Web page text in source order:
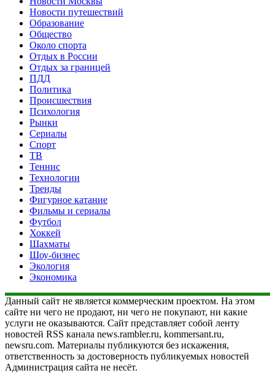
Новости путешествий
Образование
Общество
Около спорта
Отдых в России
Отдых за границей
ПДД
Политика
Происшествия
Психология
Рынки
Сериалы
Спорт
ТВ
Теннис
Технологии
Тренды
Фигурное катание
Фильмы и сериалы
Футбол
Хоккей
Шахматы
Шоу-бизнес
Экология
Экономика
Данный сайт не является коммерческим проектом. На этом
сайте ни чего не продают, ни чего не покупают, ни какие
услуги не оказываются. Сайт представляет собой ленту
новостей RSS канала news.rambler.ru, kommersant.ru,
newsru.com. Материалы публикуются без искажения,
ответственность за достоверность публикуемых новостей
Администрация сайта не несёт.